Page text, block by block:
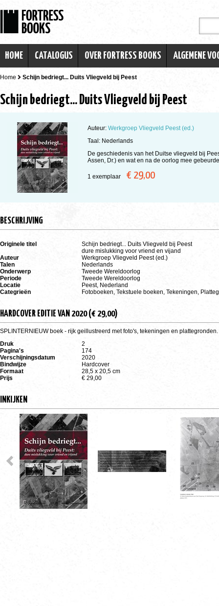
HOME CATALOGUS OVER FORTRESS BOOKS ALGEMENE
Home Schijn bedriegt... Duits Vliegveld bij Peest
Schijn bedriegt... Duits Vliegveld bij Peest
Auteur: Werkgroep Vliegveld Peest (ed.)
Taal: Nederlands
De geschiedenis van het Duitse vliegveld bij
Assen, Dr.) en wat en na de oorlog mee
1 exemplaar € 29,00
BESCHRIJVING
Originele titel
Schijn bedriegt... Duits Vliegveld bij Peest
dure mislukking voor vriend en vijand
Auteur
Werkgroep Vliegveld Peest (ed.)
Talen
Nederlands
Onderwerp
Tweede Wereldoorlog
Periode
Tweede Wereldoorlog
Locatie
Peest, Nederland
Categrieën
Fotoboeken, Tekstuele boeken, Tekeningen,
HARDCOVER EDITIE VAN 2020 (€ 29,00)
SPLINTERNIEUW boek - rijk geillustreerd met foto's, tekeningen en plattegronden.
Druk
2
Pagina's
174
Verschijningsdatum
2020
Bindwijze
Hardcover
Formaat
28,5 x 20,5 cm
Prijs
€ 29,00
INKIJKEN